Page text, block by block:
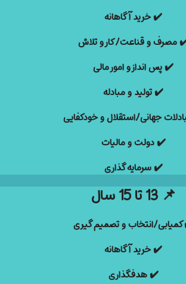
✔️خرید آگاهانه
مصرف و قناعت/کار و تلاش
✔️پس انداز و امور مالی
✔️تولید و مبادله
جهانی/استقلال و خودکفایی
✔️دولت و مالیات
✔️سرمایه گذاری
📌13 تا 15 سال
انتخاب و تصمیم گیری
✔️خرید آگاهانه
✔️هدفگذاری